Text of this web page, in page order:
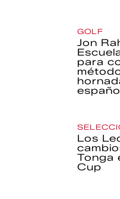
GOLF
Jon
para
Los
Tonga
Cup